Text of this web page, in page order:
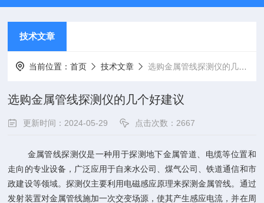
技术文章
当前位置：首页 技术文章 选购金属管线探测仪的几个好建议
选购金属管线探测仪的几个好建议
更新时间：2024-05-29 点击次数：2667
金属管线探测仪是一种用于探测地下金属管道、电缆等位置和
走向的专业设备，广泛应用于自来水公司、煤气公司、铁道通信和市
政建设等领域。探测仪主要利用电磁感应原理来探测金属管线。通过
发射装置对金属管线施加一次交变场源，使其产生感应电流，并在周